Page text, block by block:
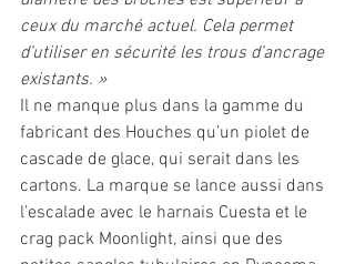
ceux du marché actuel. Cela permet
d’utiliser en sécurité les trous d’ancrage
existants. »
Il ne manque plus dans la gamme du
fabricant des Houches qu’un piolet de
cascade de glace, qui serait dans les
cartons. La marque se lance aussi dans
l’escalade avec le harnais Cuesta et le
crag pack Moonlight, ainsi que des